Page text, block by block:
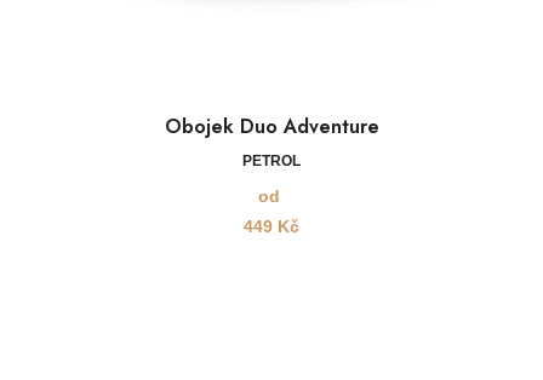
Obojek Duo Adventure
PETROL
od
449 Kč